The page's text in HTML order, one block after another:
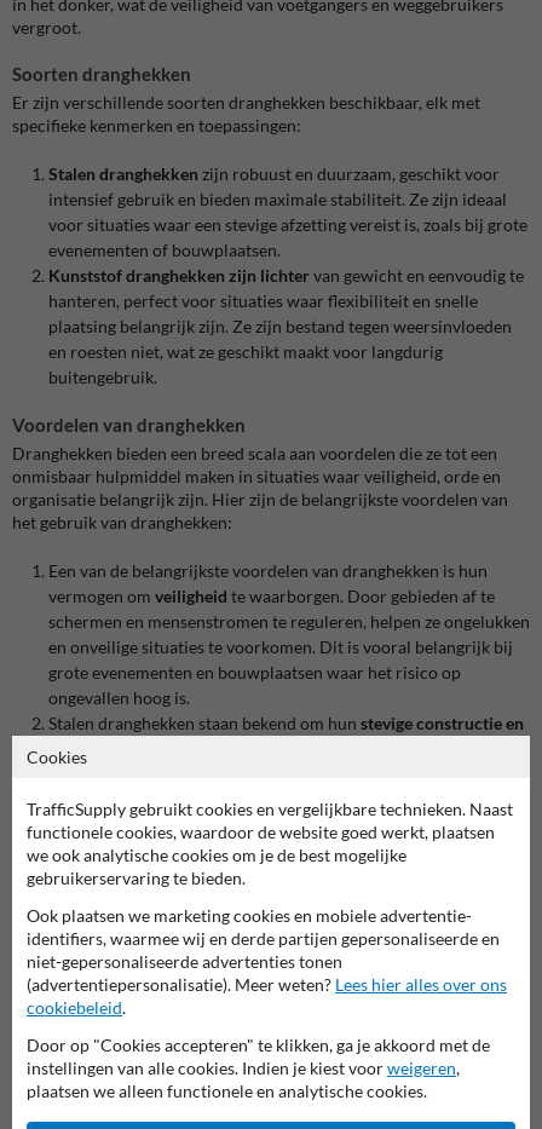
in het donker, wat de veiligheid van voetgangers en weggebruikers
vergroot.
Soorten dranghekken
Er zijn verschillende soorten dranghekken beschikbaar, elk met
specifieke kenmerken en toepassingen:
Stalen dranghekken zijn robuust en duurzaam, geschikt voor
intensief gebruik en bieden maximale stabiliteit. Ze zijn ideaal
voor situaties waar een stevige afzetting vereist is, zoals bij grote
evenementen of bouwplaatsen.
Kunststof dranghekken zijn lichtervan gewicht en eenvoudig te
hanteren, perfect voor situaties waar flexibiliteit en snelle
plaatsing belangrijk zijn. Ze zijn bestand tegen weersinvloeden
en roesten niet, wat ze geschikt maakt voor langdurig
buitengebruik.
Voordelen van dranghekken
Dranghekken bieden een breed scala aan voordelen die ze tot een
onmisbaar hulpmiddel maken in situaties waar veiligheid, orde en
organisatie belangrijk zijn. Hier zijn de belangrijkste voordelen van
het gebruik van dranghekken:
Een van de belangrijkste voordelen van dranghekken is hun
vermogen om veiligheid te waarborgen. Door gebieden af te
schermen en mensenstromen te reguleren, helpen ze ongelukken
en onveilige situaties te voorkomen. Dit is vooral belangrijk bij
grote evenementen en bouwplaatsen waar het risico op
ongevallen hoog is.
Stalen dranghekken staan bekend om hun stevige constructie en
lange levensduur
weersomstandigheden. Dit maakt ze ideaal voor intensief
gebruik op bouwplaatsen en bij grootschalige evenementen.
Kunststof dranghekken zijn lichter van gewichtdan hun stalen
tegenhangers, waardoor ze eenvoudig te verplaatsen en te
flexibiliteit en mobiliteit vereist zijn, zoals tijdelijke markten of
kleinere evenementen
Dranghekken zijn ontworpen om
snel en zonder gereedschap
geïnstalleerd te worden. De meeste hekken zijn voorzien van
kunnen worden. Dit bespaart tijd en maakt ze zeer geschikt voor
evenementenorganisatoren en bouwbedrijven die behoefte
hebben aan snelle op- en afbouw.
Cookies
TrafficSupply gebruikt cookies en vergelijkbare technieken. Naast
functionele cookies, waardoor de website goed werkt, plaatsen
we ook analytische cookies om je de best mogelijke
gebruikerservaring te bieden.
Ook plaatsen we marketing cookies en mobiele advertentie-
identifiers, waarmee wij en derde partijen gepersonaliseerde en
niet-gepersonaliseerde advertenties tonen
(advertentiepersonalisatie). Meer weten? Lees hier alles over ons
cookiebeleid.
Door op "Cookies accepteren" te klikken, ga je akkoord met de
instellingen van alle cookies. Indien je kiest voorweigeren,
plaatsen we alleen functionele en analytische cookies.